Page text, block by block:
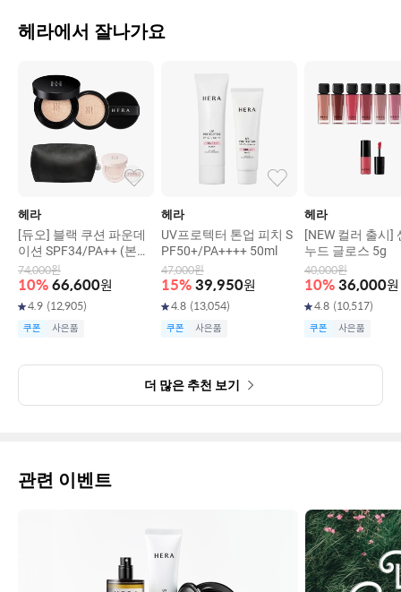
헤라에서 잘나가요
헤라
[듀오] 블랙 쿠션 파운데
이션 SPF34/PA++ (본품
15g+리필15g)
74,000원
10% 66,600원
4.9 (12,905)
쿠폰 사은품
헤라
UV프로텍터 톤업 피치 S
PF50+/PA++++ 50ml
47,000원
15% 39,950원
4.8 (13,054)
쿠폰 사은품
헤라
[NEW 컬러 출시]
누드 글로스 5g
40,000원
10% 36,000원
4.8 (10,517)
쿠폰 사은품
더 많은 추천 보기
관련 이벤트